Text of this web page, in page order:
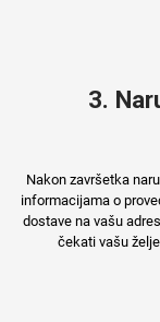
3.
Nakon završetka
informacijama o
dostave na vašu
čekati vašu